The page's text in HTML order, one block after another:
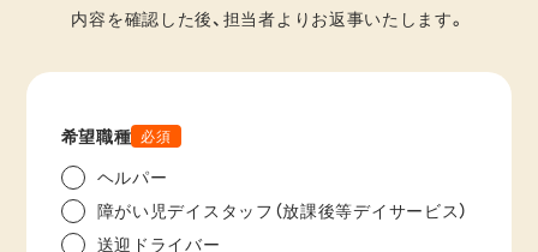
内容を確認した後、担当者よりお返事いたします。
希望職種 必須
ヘルパー
障がい児デイスタッフ（放課後等デイサービス）
送迎ドライバー